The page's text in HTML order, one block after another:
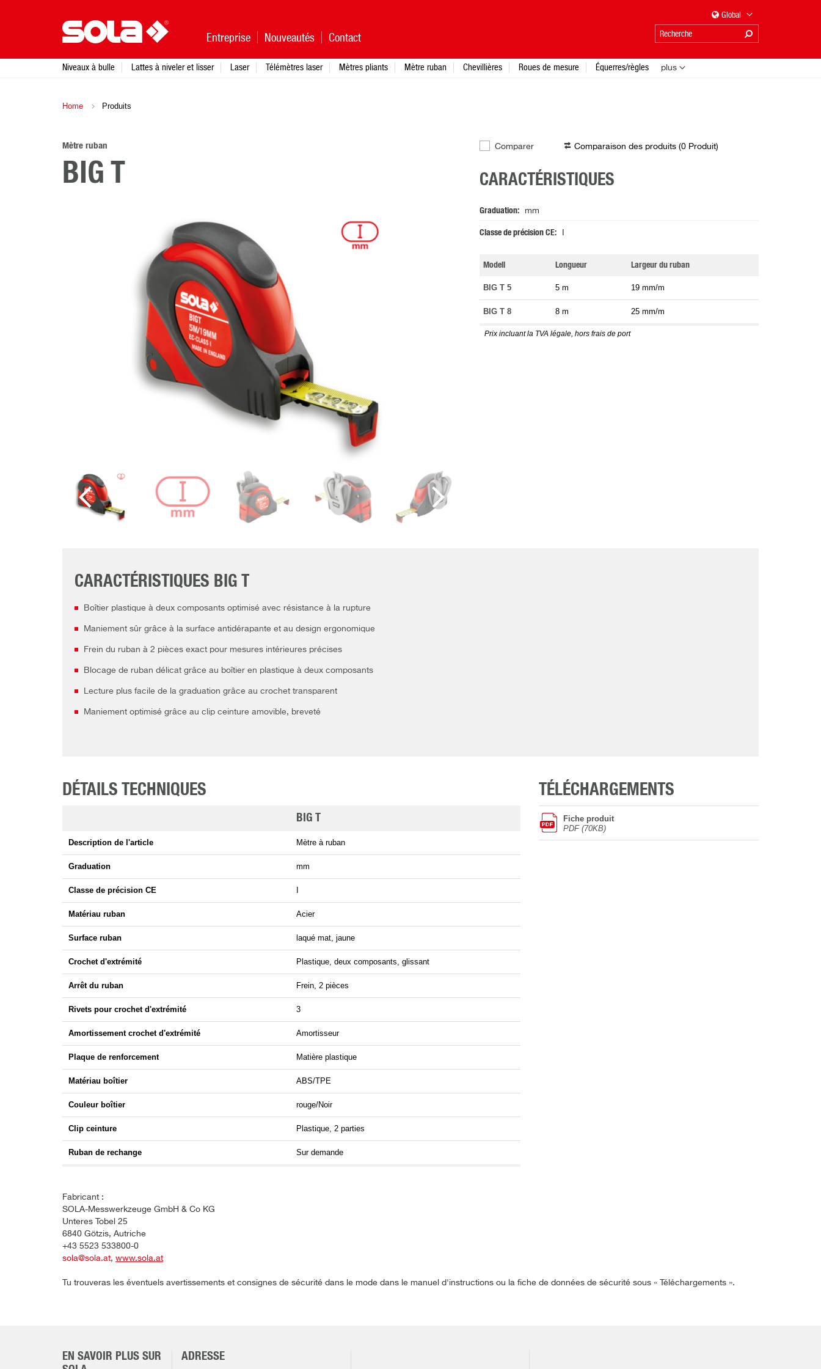
Home Produits
Mètre ruban
BIG T
Comparer Comparaison des produits (0 Produit)
CARACTÉRISTIQUES
Graduation mm
Classe de précision CE
Modell Longueur Largeur du ruban
BIG T 5 5 m 19 mm/m
BIG T 8 8 m 25 mm/m
Prix incluant la TVA légale, hors frais de port
CARACTÉRISTIQUES BIG T
Boîtier plastique à deux composants optimisé avec résistance à la rupture
Maniement sûr grâce à la surface antidérapante et au design ergonomique
Frein du ruban à 2 pièces exact pour mesures intérieures précises
Blocage de ruban délicat grâce au boîtier en plastique à deux composants
Lecture plus facile de la graduation grâce au crochet transparent
Maniement optimisé grâce au clip ceinture amovible, breveté
DÉTAILS TECHNIQUES
BIG T
Description de l'article Mètre à ruban
Graduation mm
Classe de précision CE
Matériau ruban Acier
Surface ruban laqué mat, jaune
Crochet d'extrémité Plastique, deux composants, glissant
Arrêt du ruban Frein, 2 pièces
Rivets pour crochet d'extrémité 3
Amortissement crochet d'extrémité Amortisseur
Plaque de renforcement Matière plastique
Matériau boîtier ABS/TPE
Couleur boîtier rouge/Noir
Clip ceinture Plastique, 2 parties
Ruban de rechange Sur demande
TÉLÉCHARGEMENTS
Fiche produit
PDF (70KB)
Fabricant :
SOLA-Messwerkzeuge GmbH & Co KG
Unteres Tobel 25
6840 Götzis, Autriche
+43 5523 533800-0
sola@sola.at, www.sola.at
Tu trouveras les éventuels avertissements et consignes de sécurité dans le mode dans le manuel d'instructions ou la fiche de données de sécurité sous « Téléchargements ».
EN SAVOIR PLUS SUR
ADRESSE
Entreprise Nouveautés Contact
Global
Niveaux à bulle Lattes à niveler et lisser Laser Télémètres laser Mètres pliants Mètre ruban Chevillières Roues de mesure Équerres/règles plus